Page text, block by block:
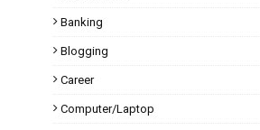
Banking
Blogging
Career
Computer/Laptop